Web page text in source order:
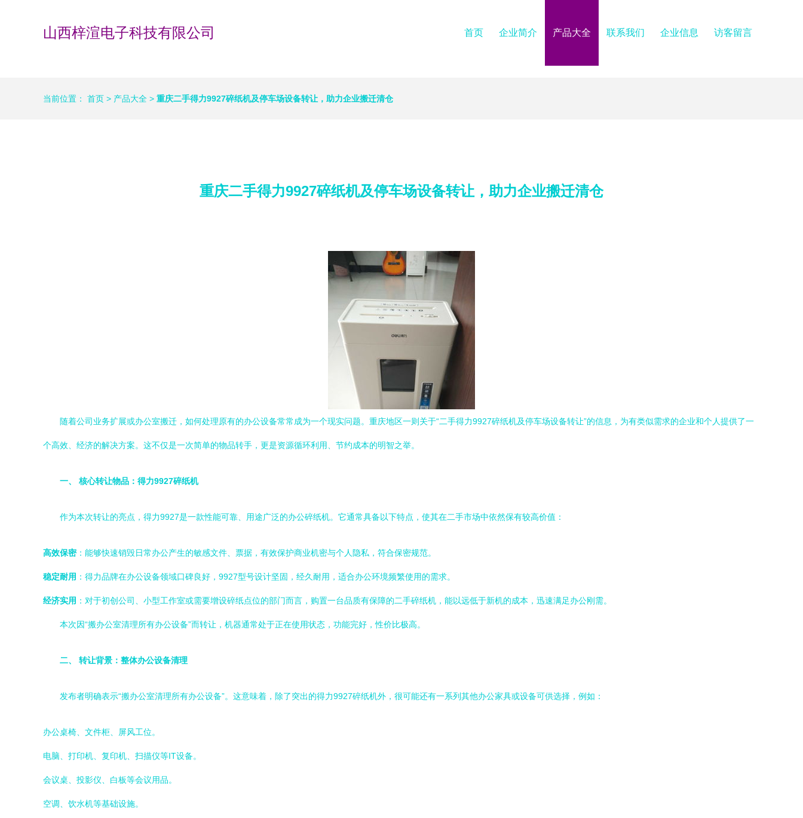
山西梓渲电子科技有限公司 首页 企业简介 产品大全 联系我们 企业信息 访客留言
当前位置： 首页 > 产品大全 > 重庆二手得力9927碎纸机及停车场设备转让，助力企业搬迁清仓
重庆二手得力9927碎纸机及停车场设备转让，助力企业搬迁清仓
随着公司业务扩展或办公室搬迁，如何处理原有的办公设备常常成为一个现实问题。重庆地区一则关于“二手得力9927碎纸机及停车场设备转让”的信息，为有类似需求的企业和个人提供了一
个高效、经济的解决方案。这不仅是一次简单的物品转手，更是资源循环利用、节约成本的明智之举。
一、 核心转让物品：得力9927碎纸机
作为本次转让的亮点，得力9927是一款性能可靠、用途广泛的办公碎纸机。它通常具备以下特点，使其在二手市场中依然保有较高价值：
高效保密：能够快速销毁日常办公产生的敏感文件、票据，有效保护商业机密与个人隐私，符合保密规范。
稳定耐用 ：得力品牌在办公设备领域口碑良好，9927型号设计坚固，经久耐用，适合办公环境频繁使用的需求。
经济实用 ：对于初创公司、小型工作室或需要增设碎纸点位的部门而言，购置一台品质有保障的二手碎纸机，能以远低于新机的成本，迅速满足办公刚需。
本次因“搬办公室清理所有办公设备”而转让，机器通常处于正在使用状态，功能完好，性价比极高。
二、 转让背景：整体办公设备清理
发布者明确表示“搬办公室清理所有办公设备”。这意味着，除了突出的得力9927碎纸机外，很可能还有一系列其他办公家具或设备可供选择，例如：
办公桌椅、文件柜、屏风工位。
电脑、打印机、复印机、扫描仪等IT设备。
会议桌、投影仪、白板等会议用品。
空调、饮水机等基础设施。